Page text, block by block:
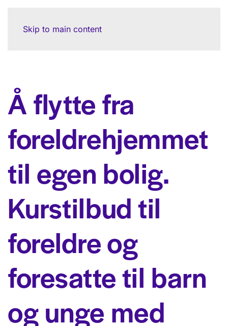
Skip to main content
Å flytte fra
foreldre­hjemmet
til egen bolig.
Kurstilbud til
foreldre og
foresatte til barn
og unge med